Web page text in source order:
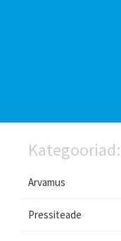
Kategooriad:
Arvamus
Pressiteade